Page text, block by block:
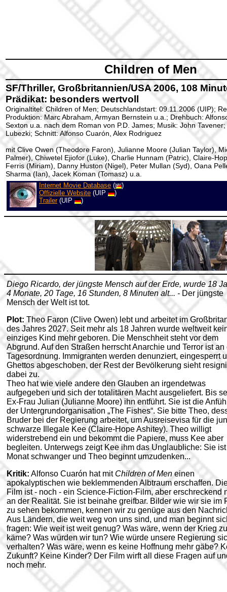
Children of Men
SF/Thriller, Großbritannien/USA 2006, 108
Prädikat: besonders wertvoll
Originaltitel: Children of Men; Deutschlandstart: 09.11.2006 (UIP);
Produktion: Marc Abraham, Armyan Bernstein u.a.; Drehbuch:
Sexton u.a. nach dem Roman von P.D. James; Musik: John
Lubezki; Schnitt: Alfonso Cuarón, Alex Rodriguez
mit Clive Owen (Theodore Faron), Julianne Moore (Julian Taylor),
Palmer), Chiwetel Ejiofor (Luke), Charlie Hunnam (Patric), Claire-
Ferris (Miriam), Danny Huston (Nigel), Peter Mullan (Syd), Oana
Sharma (Ian), Jacek Koman (Tomasz) u.a.
Internet Movie Database (
)
Offizielle Website (UIP
)
Trailer(UIP )
Diego Ricardo, der jüngste Mensch auf der Erde, wurde 18
4 Monate, 20 Tage, 16 Stunden, 8 Minuten alt... - Der jüngste
Mensch der Welt ist tot.
Plot: Theo Faron (Clive Owen) lebt und arbeitet im
des Jahres 2027. Seit mehr als 18 Jahren wurde weltweit
einziges Kind mehr geboren. Die Menschheit steht vor dem
Abgrund. Auf den Straßen herrscht Anarchie und Terror ist an
Tagesordnung. Immigranten werden denunziert, eingesperrt
Ghettos abgeschoben, der Rest der Bevölkerung sieht
dabei zu.
Theo hat wie viele andere den Glauben an irgendetwas
aufgegeben und sich der totalitären Macht ausgeliefert. Bis
Ex-Frau Julian (Julianne Moore) ihn entführt. Sie ist die
der Untergrundorganisation „The Fishes“. Sie bitte Theo,
Bruder bei der Regierung arbeitet, um Ausreisevisa für die
schwarze Illegale Kee (Claire-Hope Ashitey). Theo willigt
widerstrebend ein und bekommt die Papiere, muss Kee aber
begleiten. Unterwegs zeigt Kee ihm das Unglaubliche: Sie
Monat schwanger und Theo beginnt umzudenken...
Kritik: Alfonso Cuarón hat mit Children of Meneinen
apokalyptischen wie beklemmenden Albtraum erschaffen.
Film ist - noch - ein Science-Fiction-Film, aber erschreckend
an der Realität. Sie ist beinahe greifbar. Bilder wie wir sie im
zu sehen bekommen, kennen wir zu genüge aus den
Aus Ländern, die weit weg von uns sind, und man beginnt
fragen: Wie weit ist weit genug? Was wäre, wenn der Krieg
käme? Was würden wir tun? Wie würde unsere Regierung
verhalten? Was wäre, wenn es keine Hoffnung mehr gäbe?
Zukunft? Keine Kinder? Der Film wirft all diese Fragen auf
noch mehr.